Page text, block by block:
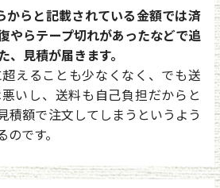
からと記載されている金額では済
やらテープ切れがあったなどで追
見積が届きます。
えることも少なくなく、でも送
いし、送料も自己負担だからと
積額で注文してしまうというよう
です。